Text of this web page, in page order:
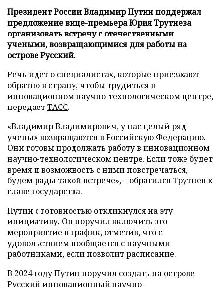
Президент России Владимир Путин поддержал
предложение вице-премьера Юрия Трутнева
организовать встречу с отечественными
учеными, возвращающимися для работы на
острове Русский.
Речь идет о специалистах, которые приезжают
обратно в страну, чтобы трудиться в
инновационном научно-технологическом центре,
передаетТАСС.
«Владимир Владимирович, у нас целый ряд
ученых возвращаются в Российскую Федерацию.
Они готовы продолжать работу в инновационном
научно-технологическом центре. Если тоже будет
время и возможность с ними повстречаться,
будем рады такой встрече», – обратился Трутнев к
главе государства.
Путин с готовностью откликнулся на эту
инициативу. Он поручил включить это
мероприятие в график, отметив, что с
удовольствием пообщается с научными
работниками, если позволит расписание.
В 2024 году Путин поручил создать на острове
Русский инновационный научно-